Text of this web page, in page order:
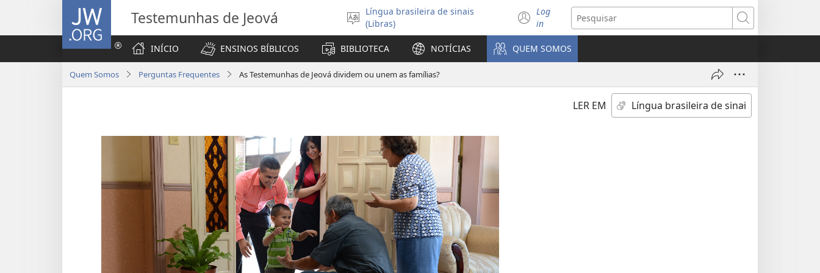
JW.ORG
Testemunhas de Jeová
o
idioma
Língua brasileira de sinais
(Libras)
Log
in
(abre
nova
janela)
Pesquisar
INÍCIO ENSINOS BÍBLICOS BIBLIOTECA NOTÍCIAS QUEM SOMOS
Quem Somos Perguntas Frequentes As Testemunhas de Jeová dividem ou unem as famílias?
LER EM